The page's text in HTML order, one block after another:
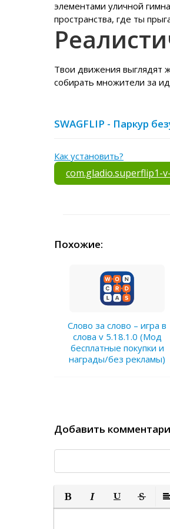
элементами уличной
пространства, где ты
Твои движения выглядят
собирать множители за
SWAGFLIP - Паркур
Как установить?
com.gladio.superflip1-
Похожие:
Слово за слово – игра в
слова v 5.18.1.0 (Мод
бесплатные покупки и
награды/без рекламы)
Добавить
Полужирный
КурсивПодчеркнутый